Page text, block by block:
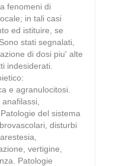
fenomeni di
in tali casi
ed istituire, se
stati segnalati,
di dosi piu' alte
indesiderati.
e agranulocitosi.
del sistema
disturbi
vertigine,
Patologie